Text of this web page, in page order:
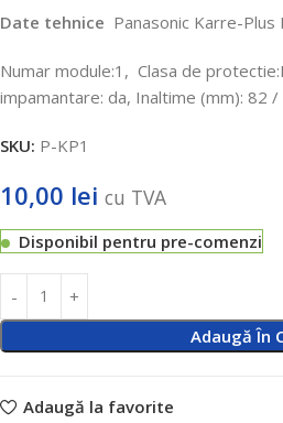
Date tehnice Panasonic Karre-
Numar module:1, Clasa de
impamantare: da, Inaltime (mm): 82 /
SKU: P-KP1
10,00 lei cu TVA
Disponibil pentru pre-comenzi
Adaugă În
Adaugă la favorite